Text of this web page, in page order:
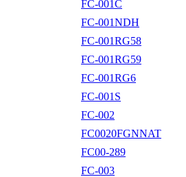
FC-001C
FC-001NDH
FC-001RG58
FC-001RG59
FC-001RG6
FC-001S
FC-002
FC0020FGNNAT
FC00-289
FC-003